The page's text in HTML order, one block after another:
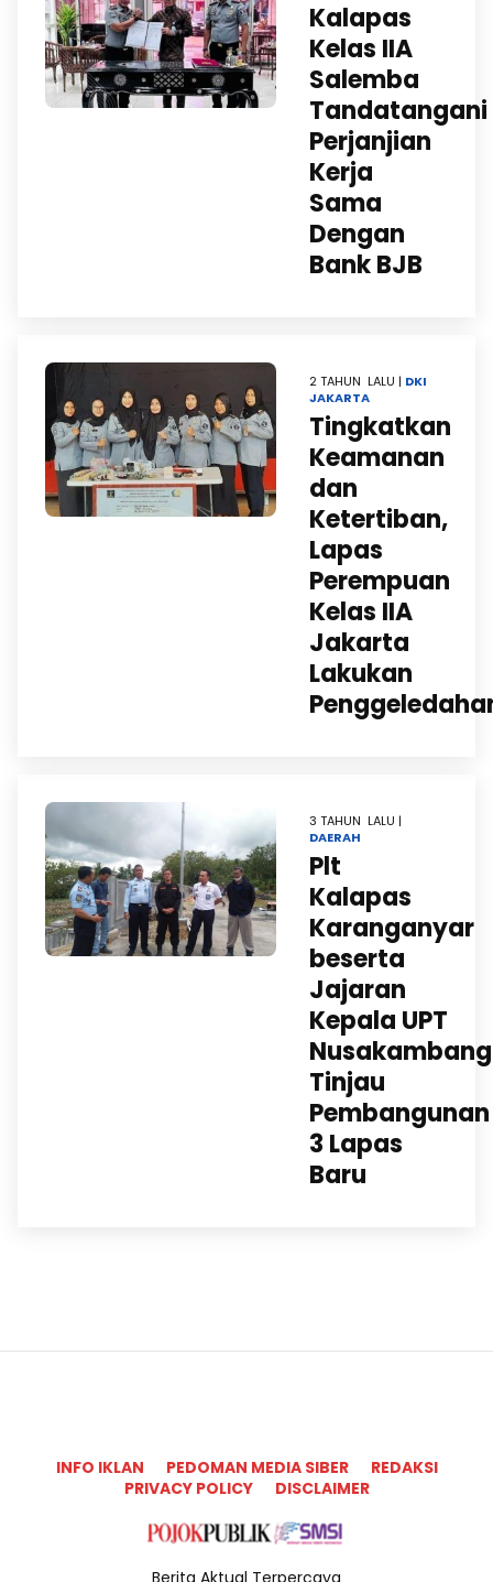
Kalapas
Kelas IIA
Salemba
Tandatangani
Perjanjian
Kerja
Sama
Dengan
Bank BJB
2 TAHUN LALU | DKI
JAKARTA
Tingkatkan
Keamanan
dan
Ketertiban,
Lapas
Perempuan
Kelas IIA
Jakarta
Lakukan
3 TAHUN LALU |
DAERAH
Plt
Kalapas
Karanganyar
beserta
Jajaran
Kepala UPT
Tinjau
Pembangunan
3 Lapas
Baru
INFO IKLAN PEDOMAN MEDIA SIBER
REDAKSI
PRIVACY POLICY
DISCLAIMER